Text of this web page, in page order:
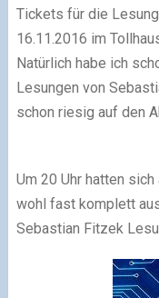
Tickets für die
16.11.2016 im
Natürlich habe ich
Lesungen von
schon riesig auf den
Um 20 Uhr hatten
wohl fast komplett
Sebastian Fitzek